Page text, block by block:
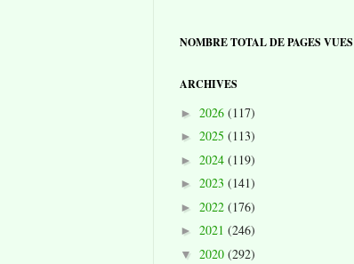
NOMBRE TOTAL DE PAGES VUES
ARCHIVES
► 2026 (117)
► 2025 (113)
► 2024 (119)
► 2023 (141)
► 2022 (176)
► 2021 (246)
▼ 2020 (292)